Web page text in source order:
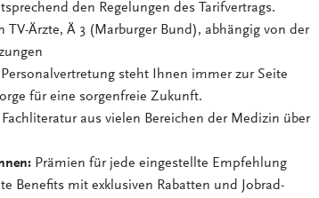
den Regelungen des Tarifvertrags.
Ärzte, Ä 3 (Marburger Bund), abhängig von der
steht Ihnen immer zur Seite
für eine sorgenfreie Zukunft.
aus vielen Bereichen der Medizin über
Prämien für jede eingestellte Empfehlung
Benefits mit exklusiven Rabatten und Jobrad-